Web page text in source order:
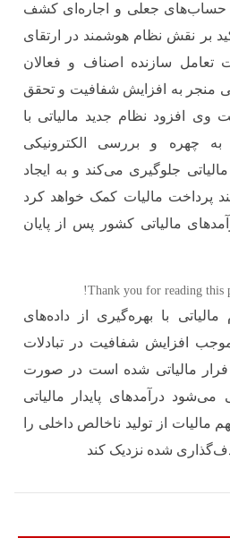
از حساب‌های جعلی و اجاره‌ای کشف
بر نقش نظام هوشمند در ارتقای
سازنده اصناف و فعالان
منجر به افزایش شفافیت و تحقق
وی افزود نظام جدید مالیاتی با
چهره و بررسی الکترونیکی
جلوگیری می‌کند و به ایجاد
پرداخت مالیات کمک خواهد کرد
مالیاتی کشور پس از پایان
Thank you for reading this
با بهره‌گیری از داده‌های
افزایش شفافیت در تبادلات
مالیاتی شده است در صورت
می‌شود درآمدهای پایدار مالیاتی
مالیات از تولید ناخالص داخلی را
شده نزدیک کند